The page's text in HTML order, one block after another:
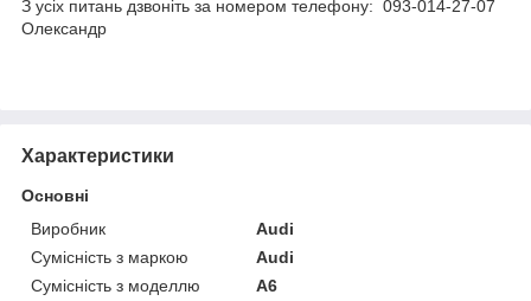
З усіх питань дзвоніть за номером телефону: 093-014-27-07
Олександр
Характеристики
Основні
Виробник
Audi
Сумісність з маркою
Audi
Сумісність з моделлю
A6